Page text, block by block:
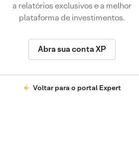
a relatórios exclusivos e a melhor
plataforma de investimentos.
Abra sua conta XP
Voltar para o portal Expert